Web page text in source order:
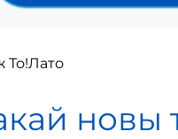
То!Лато